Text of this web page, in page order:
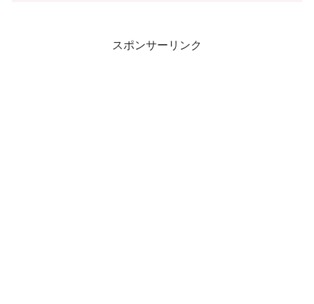
スポンサーリンク